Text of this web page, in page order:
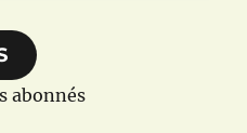
abonnés